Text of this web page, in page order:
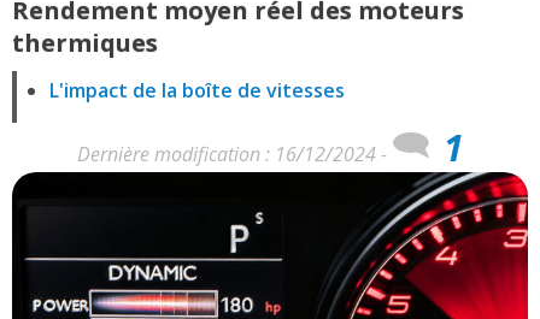
Rendement moyen réel des moteurs
thermiques
L'impact de la boîte de vitesses
Dernière modification : 16/12/2024 - 1